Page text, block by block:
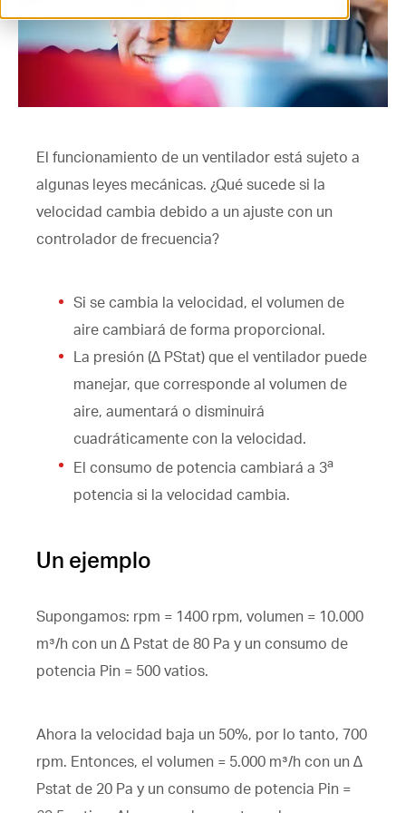
ventilation@vostermans.com
Selector de productos
Vostermans Companies
El funcionamiento de un ventilador está sujeto a
algunas leyes mecánicas. ¿Qué sucede si la
velocidad cambia debido a un ajuste con un
controlador de frecuencia?
Si se cambia la velocidad, el volumen de
aire cambiará de forma proporcional.
La presión (∆ PStat) que el ventilador puede
manejar, que corresponde al volumen de
aire, aumentará o disminuirá
cuadráticamente con la velocidad.
El consumo de potencia cambiará a 3a
potencia si la velocidad cambia.
Un ejemplo
Supongamos: rpm = 1400 rpm, volumen = 10.000
m³/h con un ∆ Pstat de 80 Pa y un consumo de
potencia Pin = 500 vatios.
Ahora la velocidad baja un 50%, por lo tanto, 700
rpm. Entonces, el volumen = 5.000 m³/h con un ∆
Pstat de 20 Pa y un consumo de potencia Pin =